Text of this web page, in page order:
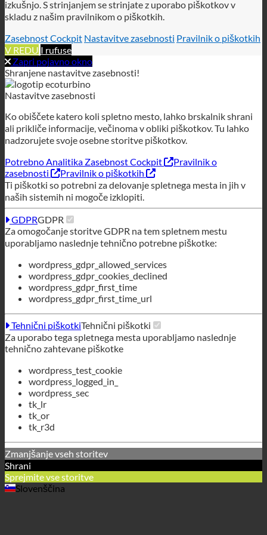
Nastavitve zasebnosti
ali prikliče informacije, večinoma v obliki piškotkov. Tu lahko
nadzorujete svoje osebne storitve piškotkov.
Potrebno AnalitikaZasebnost Cockpit
zasebnosti
Pravilnik o piškotkih
Ti piškotki so potrebni za delovanje spletnega mesta in jih v
naših sistemih ni mogoče izklopiti.
GDPRGDPR
Za omogočanje storitve GDPR na tem spletnem mestu
uporabljamo naslednje tehnično potrebne piškotke:
wordpress_gdpr_allowed_services
wordpress_gdpr_cookies_declined
wordpress_gdpr_first_time
Tehnični piškotkiTehnični piškotki
Za uporabo tega spletnega mesta uporabljamo naslednje
tehnično zahtevane piškotke
wordpress_test_cookie
wordpress_logged_in_
wordpress_sec
tk_or
tk_r3d
Zmanjšanje vseh storitev
Shrani
Sprejmite vse storitve
Slovenščina